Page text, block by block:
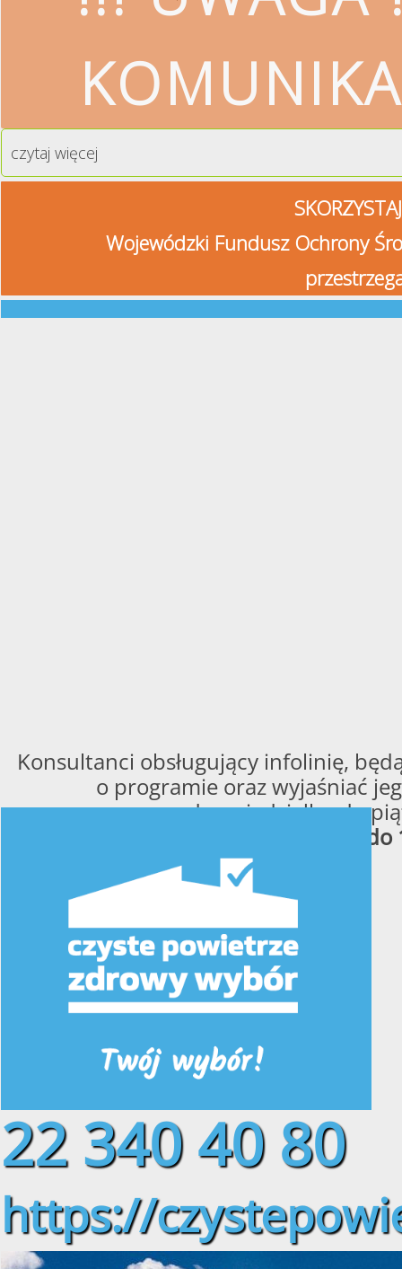
czytaj więcej
Wojewódzki Fundusz Ochrony
Konsultanci obsługujący infolinię,
o programie oraz wyjaśniać
od poniedziałku do
od 8:00
22 340 40 80
https://